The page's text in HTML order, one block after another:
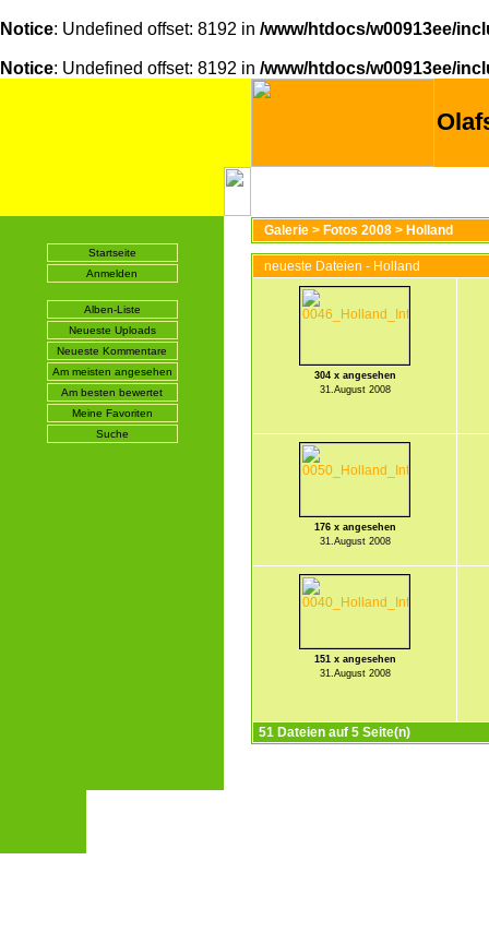
Notice: Undefined offset: 8192 in /www/htdocs/w00913ee/
Notice: Undefined offset: 8192 in /www/htdocs/w00913ee/
Startseite
Anmelden
Alben-Liste
Neueste Uploads
Neueste Kommentare
Am meisten angesehen
Am besten bewertet
Meine Favoriten
Suche
Galerie > Fotos 2008 > Holland
neueste Dateien - Holland
304 x angesehen
31.August 2008
176 x angesehen
31.August 2008
151 x angesehen
31.August 2008
51 Dateien auf 5 Seite(n)